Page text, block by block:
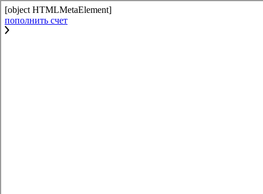
[object HTMLMetaElement]
пополнить счет